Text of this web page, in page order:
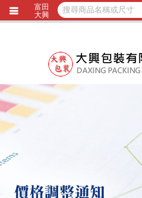
立即詢價 LINE詢問
富田
大興
會員註冊
忘記密碼
獨家商品 耐熱內襯